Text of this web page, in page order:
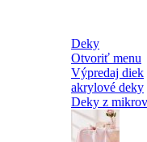
Deky
Otvoriť menu
Výpredaj diek
akrylové deky
Deky z